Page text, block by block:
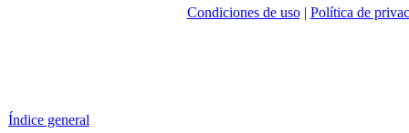
Condiciones de uso| Política de
Índice general